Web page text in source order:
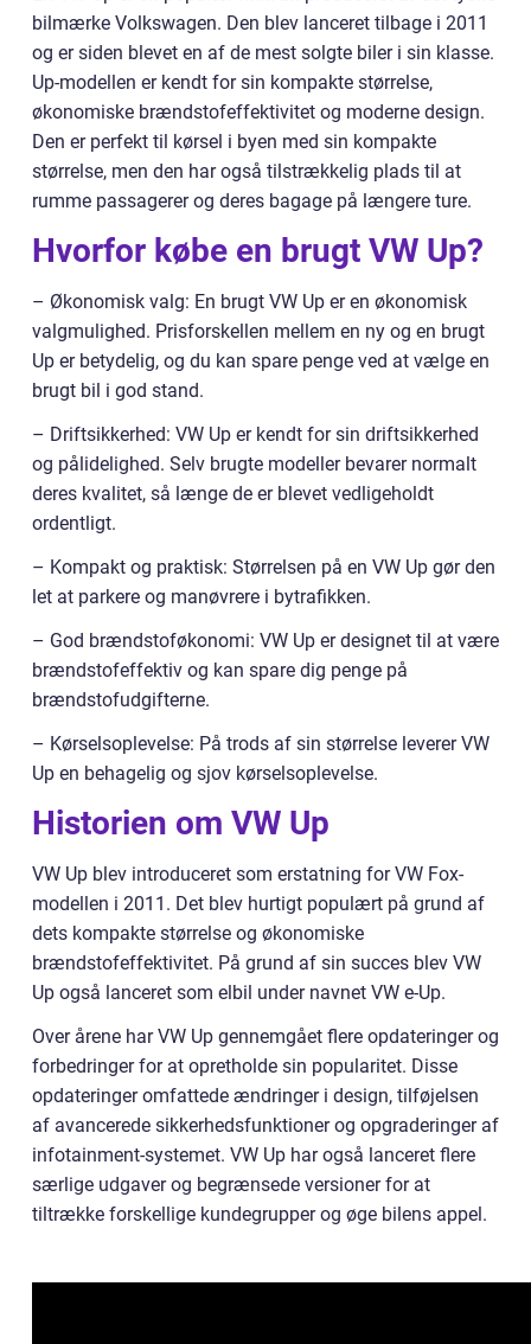
bilmærke Volkswagen. Den blev lanceret tilbage i 2011
og er siden blevet en af de mest solgte biler i sin klasse.
Up-modellen er kendt for sin kompakte størrelse,
økonomiske brændstofeffektivitet og moderne design.
Den er perfekt til kørsel i byen med sin kompakte
størrelse, men den har også tilstrækkelig plads til at
rumme passagerer og deres bagage på længere ture.
Hvorfor købe en brugt VW Up?
– Økonomisk valg: En brugt VW Up er en økonomisk
valgmulighed. Prisforskellen mellem en ny og en brugt
Up er betydelig, og du kan spare penge ved at vælge en
brugt bil i god stand.
– Driftsikkerhed: VW Up er kendt for sin driftsikkerhed
og pålidelighed. Selv brugte modeller bevarer normalt
deres kvalitet, så længe de er blevet vedligeholdt
ordentligt.
– Kompakt og praktisk: Størrelsen på en VW Up gør den
let at parkere og manøvrere i bytrafikken.
– God brændstoføkonomi: VW Up er designet til at være
brændstofeffektiv og kan spare dig penge på
brændstofudgifterne.
– Kørselsoplevelse: På trods af sin størrelse leverer VW
Up en behagelig og sjov kørselsoplevelse.
Historien om VW Up
VW Up blev introduceret som erstatning for VW Fox-
modellen i 2011. Det blev hurtigt populært på grund af
dets kompakte størrelse og økonomiske
brændstofeffektivitet. På grund af sin succes blev VW
Up også lanceret som elbil under navnet VW e-Up.
Over årene har VW Up gennemgået flere opdateringer og
forbedringer for at opretholde sin popularitet. Disse
opdateringer omfattede ændringer i design, tilføjelsen
af avancerede sikkerhedsfunktioner og opgraderinger af
infotainment-systemet. VW Up har også lanceret flere
særlige udgaver og begrænsede versioner for at
tiltrække forskellige kundegrupper og øge bilens appel.